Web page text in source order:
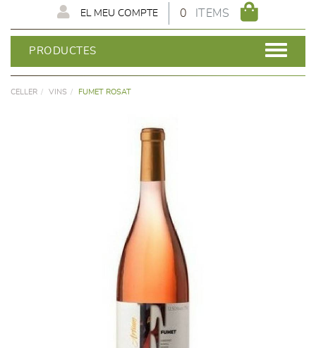
0 ITEMS
EL MEU COMPTE
PRODUCTES
CELLER VINS FUMET ROSAT